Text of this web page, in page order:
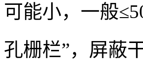
可能小，一般
孔栅栏”，屏蔽